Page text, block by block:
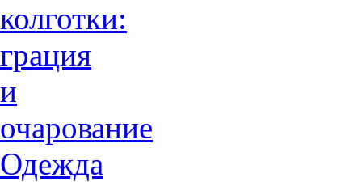
колготки:
грация
и
очарованиe
Одежда